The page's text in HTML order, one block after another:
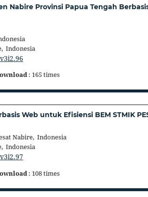
Nabire Provinsi Papua Tengah
Indonesia
: 165 times
Web untuk Efisiensi BEM STMIK
Nabire, Indonesia
Indonesia
: 108 times